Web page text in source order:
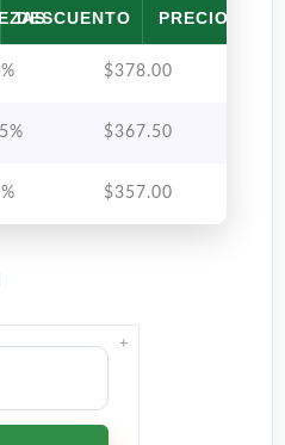
DESCUENTO PRECIO POR
$388.50
$378.00
$367.50
$357.00
+